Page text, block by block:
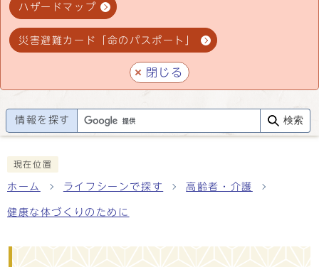
ハザードマップ
災害避難カード「命のパスポート」
閉じる
情報を探す 検索
現在位置
ホーム ライフシーンで探す 高齢者・介護
健康な体づくりのために